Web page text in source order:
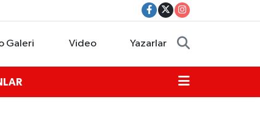
Galeri Video Yazarlar